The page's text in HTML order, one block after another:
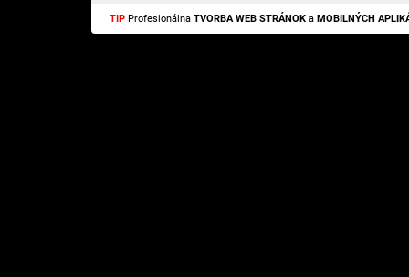
TIP Profesionálna TVORBA WEB STRÁNOK a MOBILNÝCH